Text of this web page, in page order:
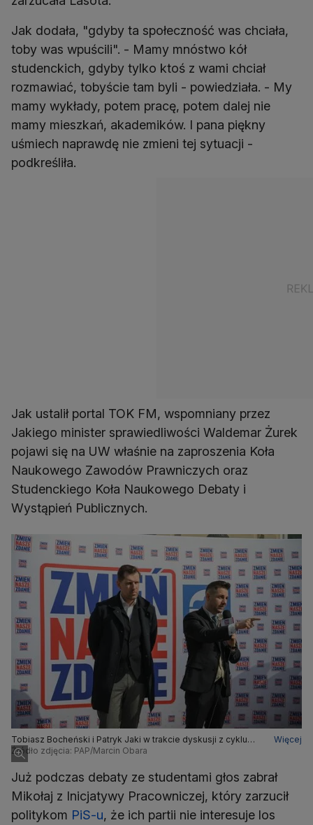
Jak dodała, "gdyby ta społeczność was chciała,
toby was wpuścili". - Mamy mnóstwo kół
studenckich, gdyby tylko ktoś z wami chciał
rozmawiać, tobyście tam byli - powiedziała. - My
mamy wykłady, potem pracę, potem dalej nie
mamy mieszkań, akademików. I pana piękny
uśmiech naprawdę nie zmieni tej sytuacji -
podkreśliła.
Jak ustalił portal TOK FM, wspomniany przez
Jakiego minister sprawiedliwości Waldemar Żurek
pojawi się na UW właśnie na zaproszenia Koła
Naukowego Zawodów Prawniczych oraz
Studenckiego Koła Naukowego Debaty i
Wystąpień Publicznych.
Tobiasz Bocheński i Patryk Jaki w trakcie dyskusji z cyklu
"Zmień nasze zdanie"
Więcej
Źródło zdjęcia: PAP/Marcin Obara
Już podczas debaty ze studentami głos zabrał
Mikołaj z Inicjatywy Pracowniczej, który zarzucił
politykom PiS-u, że ich partii nie interesuje los